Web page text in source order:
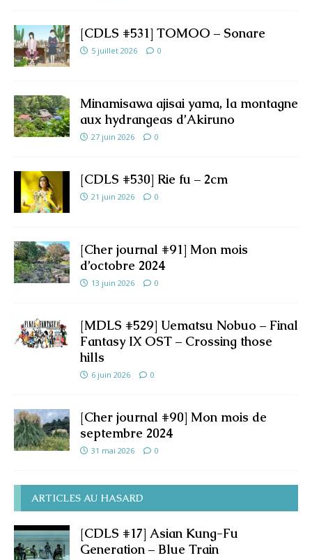
[CDLS #531] TOMOO – Sonare
5 juillet 2026 0
Minamisawa ajisai yama, la montagne
aux hydrangeas d’Akiruno
27 juin 2026 0
[CDLS #530] Rie fu – 2cm
21 juin 2026 0
[Cher journal #91] Mon mois
d’octobre 2024
13 juin 2026 0
[MDLS #529] Uematsu Nobuo – Final
Fantasy IX OST – Crossing those
hills
6 juin 2026 0
[Cher journal #90] Mon mois de
septembre 2024
31 mai 2026 0
ARTICLES AU HASARD
[CDLS #17] Asian Kung-Fu
Generation – Blue Train